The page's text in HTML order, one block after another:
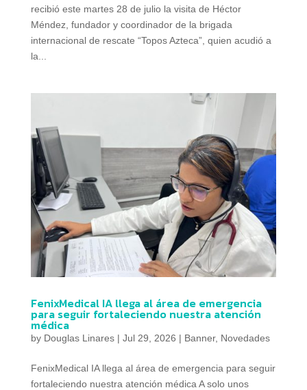
recibió este martes 28 de julio la visita de Héctor
Méndez, fundador y coordinador de la brigada
internacional de rescate “Topos Azteca”, quien acudió a
la...
FenixMedical IA llega al área de emergencia
para seguir fortaleciendo nuestra atención
médica
by Douglas Linares| Jul 29, 2026 | Banner, Novedades
FenixMedical IA llega al área de emergencia para seguir
fortaleciendo nuestra atención médica A solo unos